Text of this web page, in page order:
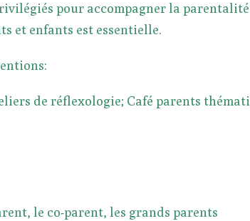
pour accompagner la
et enfants est essentielle.
de réflexologie; Café parents
le co-parent, les grands parents